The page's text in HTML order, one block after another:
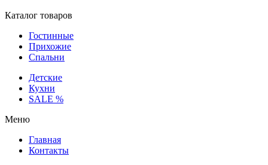
Каталог товаров
Гостинные
Прихожие
Спальни
Детские
Кухни
SALE %
Меню
Главная
Контакты